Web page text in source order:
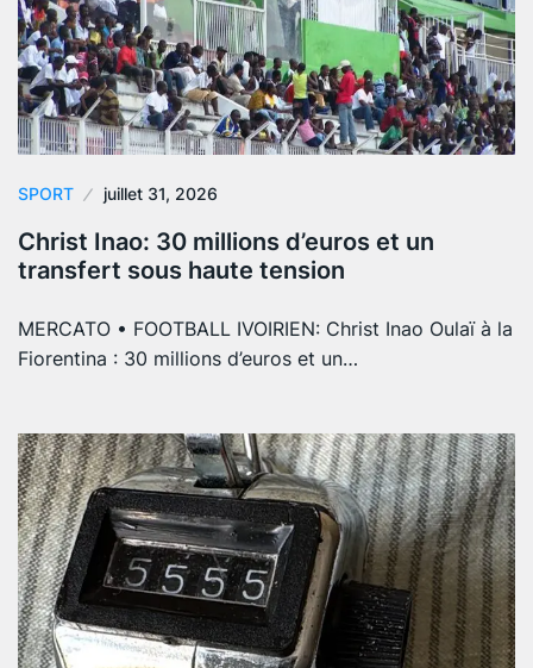
SPORT juillet 31, 2026
Christ Inao: 30 millions d’euros et un
transfert sous haute tension
MERCATO • FOOTBALL IVOIRIEN: Christ Inao Oulaï à la
Fiorentina : 30 millions d’euros et un…